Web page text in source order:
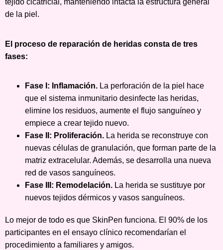
tejido cicatricial, manteniendo intacta la estructura general
de la piel.
El proceso de reparación de heridas consta de tres
fases:
Fase I: Inflamación. La perforación de la piel hace
que el sistema inmunitario desinfecte las heridas,
elimine los residuos, aumente el flujo sanguíneo y
empiece a crear tejido nuevo.
Fase II: Proliferación. La herida se reconstruye con
nuevas células de granulación, que forman parte de la
matriz extracelular. Además, se desarrolla una nueva
red de vasos sanguíneos.
Fase III: Remodelación. La herida se sustituye por
nuevos tejidos dérmicos y vasos sanguíneos.
Lo mejor de todo es que SkinPen funciona. El 90% de los
participantes en el ensayo clínico recomendarían el
procedimiento a familiares y amigos.